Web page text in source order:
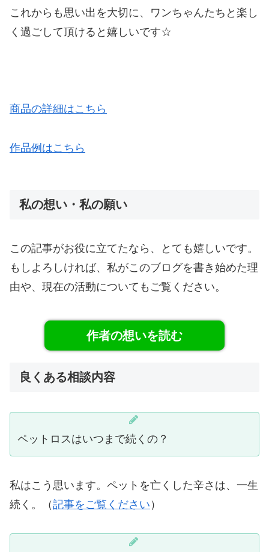
これからも思い出を大切に、ワンちゃんたちと楽し
く過ごして頂けると嬉しいです☆
商品の詳細はこちら
作品例はこちら
私の想い・私の願い
この記事がお役に立てたなら、とても嬉しいです。
もしよろしければ、私がこのブログを書き始めた理
由や、現在の活動についてもご覧ください。
作者の想いを読む
良くある相談内容
ペットロスはいつまで続くの？
私はこう思います。ペットを亡くした辛さは、一生
続く。（記事をご覧ください ）